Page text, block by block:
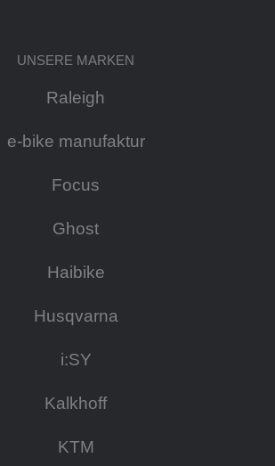
UNSERE MARKEN
Raleigh
e-bike manufaktur
Focus
Ghost
Haibike
Husqvarna
i:SY
Kalkhoff
KTM